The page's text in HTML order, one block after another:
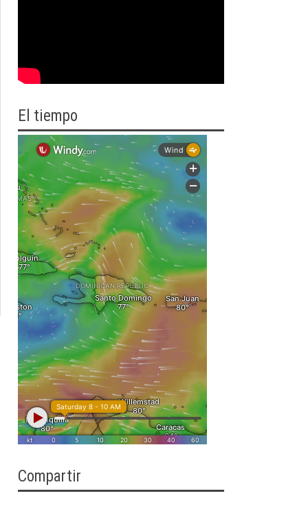
El tiempo
Compartir